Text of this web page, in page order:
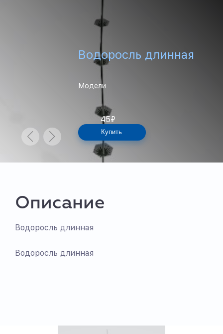
Водоросль длинная
Модели
45₽
Купить
Описание
Водоросль длинная
Водоросль длинная